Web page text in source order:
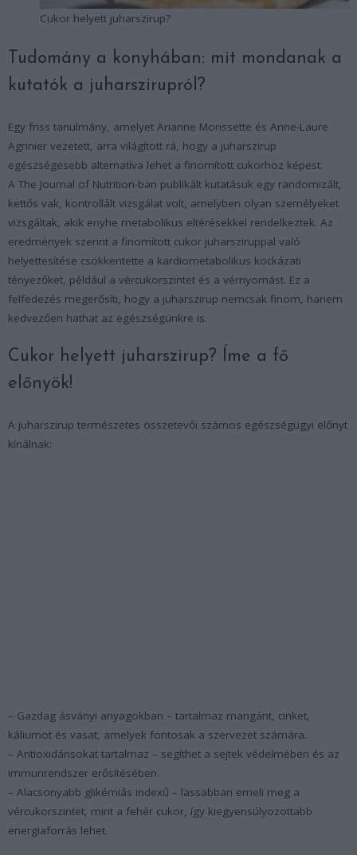
Cukor helyett juharszirup?
Tudomány a konyhában: mit mondanak a
kutatók a juharszirupról?
Egy friss tanulmány, amelyet Arianne Morissette és Anne-Laure
Agrinier vezetett, arra világított rá, hogy a juharszirup
egészségesebb alternatíva lehet a finomított cukorhoz képest.
A The Journal of Nutrition-ban publikált kutatásuk egy randomizált,
kettős vak, kontrollált vizsgálat volt, amelyben olyan személyeket
vizsgáltak, akik enyhe metabolikus eltérésekkel rendelkeztek. Az
eredmények szerint a finomított cukor juharsziruppal való
helyettesítése csökkentette a kardiometabolikus kockázati
tényezőket, például a vércukorszintet és a vérnyomást. Ez a
felfedezés megerősíti, hogy a juharszirup nemcsak finom, hanem
kedvezően hathat az egészségünkre is.
Cukor helyett juharszirup? Íme a fő
előnyök!
A juharszirup természetes összetevői számos egészségügyi előnyt
kínálnak:
– Gazdag ásványi anyagokban – tartalmaz mangánt, cinket,
káliumot és vasat, amelyek fontosak a szervezet számára.
– Antioxidánsokat tartalmaz – segíthet a sejtek védelmében és az
immunrendszer erősítésében.
– Alacsonyabb glikémiás indexű – lassabban emeli meg a
vércukorszintet, mint a fehér cukor, így kiegyensúlyozottabb
energiaforrás lehet.